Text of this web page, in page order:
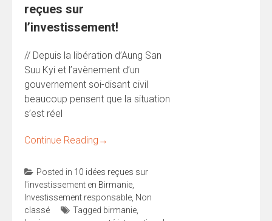
reçues sur
l’investissement!
// Depuis la libération d’Aung San
Suu Kyi et l’avènement d’un
gouvernement soi-disant civil
beaucoup pensent que la situation
s’est réel
Continue Reading →
Posted in 10 idées reçues sur
l'investissement en Birmanie
Investissement responsable Non
classé
Tagged birmanie